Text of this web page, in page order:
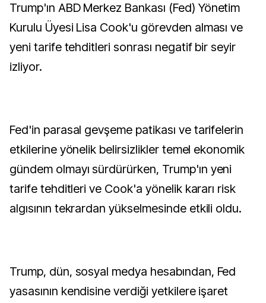
Trump'ın ABD Merkez Bankası (Fed) Yönetim
Kurulu Üyesi Lisa Cook'u görevden alması ve
yeni tarife tehditleri sonrası negatif bir seyir
izliyor.
Fed'in parasal gevşeme patikası ve tarifelerin
etkilerine yönelik belirsizlikler temel ekonomik
gündem olmayı sürdürürken, Trump'ın yeni
tarife tehditleri ve Cook'a yönelik kararı risk
algısının tekrardan yükselmesinde etkili oldu.
Trump, dün, sosyal medya hesabından, Fed
yasasının kendisine verdiği yetkilere işaret